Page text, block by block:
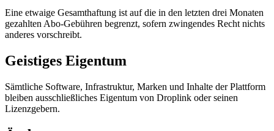
Eine etwaige Gesamthaftung ist auf die in den letzten drei Monaten
gezahlten Abo-Gebühren begrenzt, sofern zwingendes Recht nichts
anderes vorschreibt.
Geistiges Eigentum
Sämtliche Software, Infrastruktur, Marken und Inhalte der Plattform
bleiben ausschließliches Eigentum von Droplink oder seinen
Lizenzgebern.